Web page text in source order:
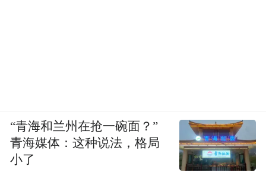
“青海和兰州在抢一碗面？”
青海媒体：这种说法，格局
小了